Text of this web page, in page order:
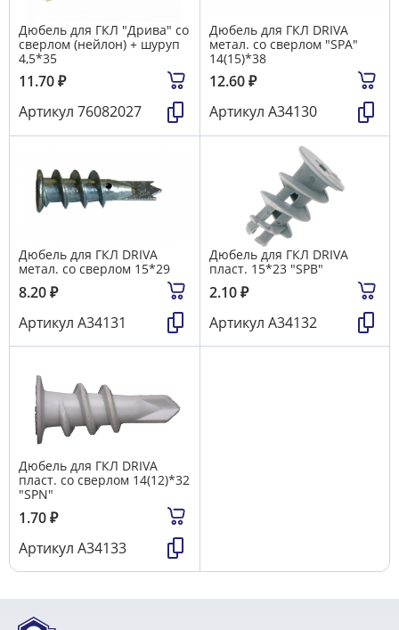
Дюбель для ГКЛ "Дрива" со
сверлом (нейлон) + шуруп
4,5*35
11.70₽
Артикул 76082027
Дюбель для ГКЛ DRIVA
метал. со сверлом "SPA"
14(15)*38
12.60₽
Артикул А34130
Дюбель для ГКЛ DRIVA
метал. со сверлом 15*29
8.20₽
Артикул А34131
Дюбель для ГКЛ DRIVA
пласт. 15*23 "SPB"
2.10₽
Артикул А34132
Дюбель для ГКЛ DRIVA
пласт. со сверлом 14(12)*32
"SPN"
1.70₽
Артикул А34133